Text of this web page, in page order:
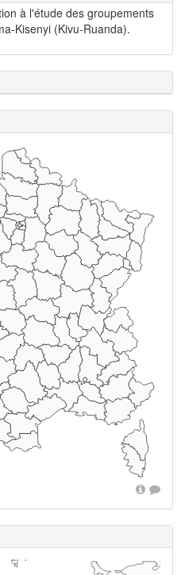
à l'étude des groupements
Kisenyi (Kivu-Ruanda).